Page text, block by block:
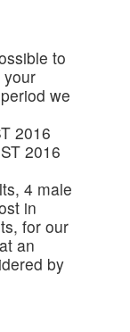
to
your
we
2016
2016
4 male
in
for our
an
by